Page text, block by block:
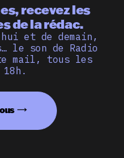
recevez les
de la rédac.
et de demain,
le son de Radio
mail, tous les